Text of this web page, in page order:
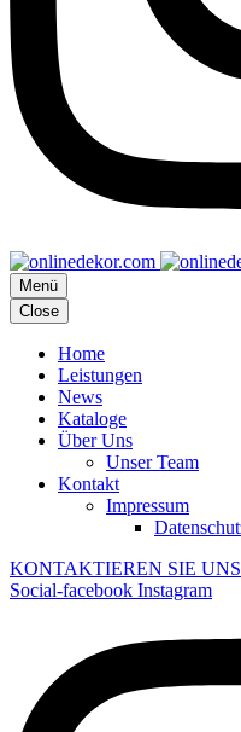
Menü
Close
Home
Leistungen
News
Kataloge
Über Uns
Unser Team
Kontakt
Impressum
KONTAKTIEREN SIE UNS
Social-facebook Instagram